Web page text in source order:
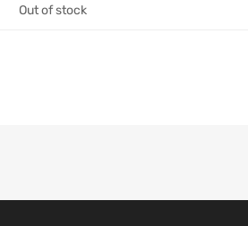
Out of stock